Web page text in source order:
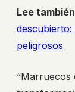
Lee
peligrosos
“Marruecos